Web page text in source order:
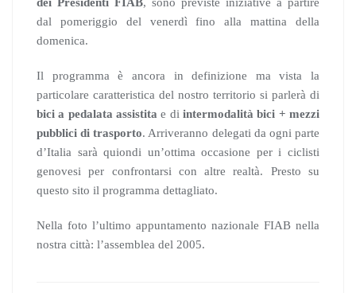
dal pomeriggio del venerdì fino alla mattina della
domenica.
Il programma è ancora in definizione ma vista la
particolare caratteristica del nostro territorio si parlerà di
bici a pedalata assistita e di intermodalità bici + mezzi
pubblici di trasporto. Arriveranno delegati da ogni parte
d’Italia sarà quiondi un’ottima occasione per i ciclisti
genovesi per confrontarsi con altre realtà. Presto su
questo sito il programma dettagliato.
Nella foto l’ultimo appuntamento nazionale FIAB nella
nostra città: l’assemblea del 2005.